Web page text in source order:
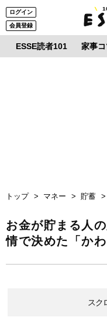
ログイン
会員登録
ESSE読者101 家事コ
トップ マネー 貯蓄
お金が貯まる人
情で決めた「か
スク